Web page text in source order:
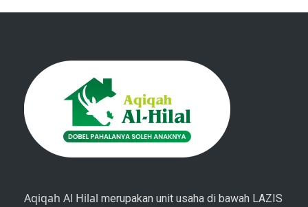
Aqiqah Al Hilal merupakan unit usaha di bawah LAZIS